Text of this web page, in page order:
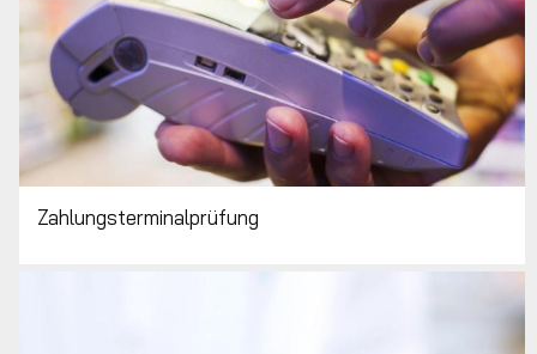
Zahlungsterminalprüfung